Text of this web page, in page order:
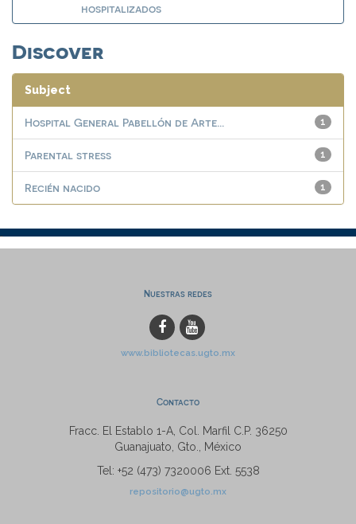
hospitalizados
Discover
Subject
1
Hospital General Pabellón de Arte...
1
Parental stress
1
Recién nacido
Nuestras redes
www.bibliotecas.ugto.mx
Contacto
Fracc. El Establo 1-A, Col. Marfil C.P. 36250
Guanajuato, Gto., México
Tel: +52 (473) 7320006 Ext. 5538
repositorio@ugto.mx